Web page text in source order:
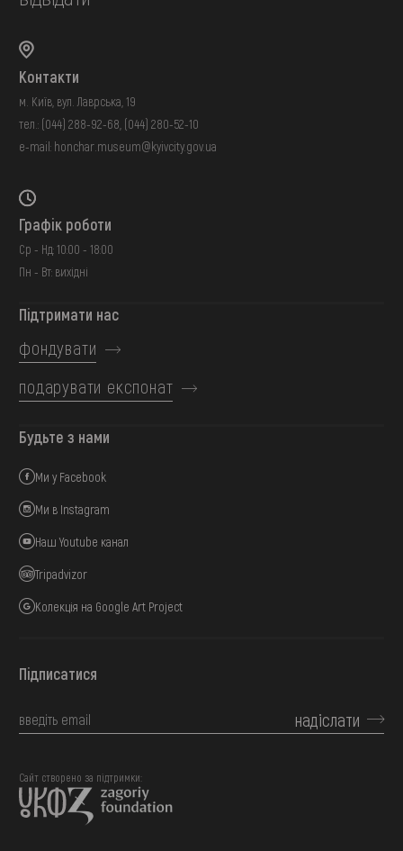
Контакти
м. Київ, вул. Лаврська, 19
тел.: (044) 288-92-68 (044) 280-52-10
e-mail: honchar.museum@kyivcity.gov.ua
Графік роботи
Ср - Нд: 10:00 - 18:00
Пн - Вт: вихідні
Підтримати нас
фондувати
подарувати експонат
Будьте з нами
Ми у Facebook
Ми в Instagram
Наш Youtube канал
Tripadvizor
Колекція на Google Art Project
Підписатися
надіслати
Сайт створено за підтримки: